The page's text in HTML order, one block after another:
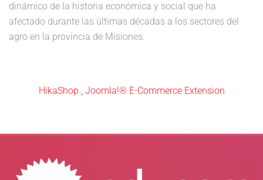
dinámico de la historia económica y social que ha
afectado durante las últimas décadas a los sectores del
agro en la provincia de Misiones.
HikaShop , Joomla!® E-Commerce Extension